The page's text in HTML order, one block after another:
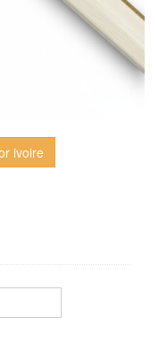
ivoire